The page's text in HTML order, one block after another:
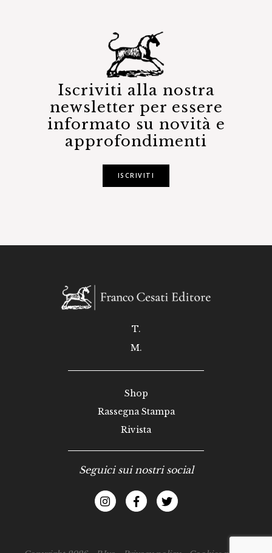
Iscriviti alla nostra
newsletter per essere
informato su novità e
approfondimenti
ISCRIVITI
T.
M.
Shop
Rassegna Stampa
Rivista
Seguici sui nostri social